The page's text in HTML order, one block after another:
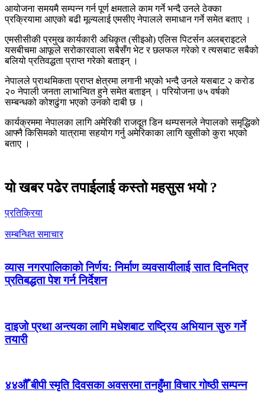
आयोजना समयमै सम्पन्न गर्न पूर्ण क्षमताले काम गर्ने भन्दै उनले ठेक्का
प्रक्रियामा आएको बढी मूल्यलाई एमसीए नेपालले समाधान गर्ने समेत बताए ।
एमसीसीकी प्रमुख कार्यकारी अधिकृत (सीइओ) एलिस पिटर्सन अलब्राइटले
यसबीचमा आफूले सरोकारवाला सबैसँग भेट र छलफल गरेको र त्यसबाट सबैको
बलियो प्रतिवद्धता प्राप्त गरेको बताइन् ।
नेपालले प्राथमिकता प्राप्त क्षेत्रमा लगानी भएको भन्दै उनले यसबाट २ करोड
२० नेपाली जनता लाभान्वित हुने समेत बताइन् । परियोजना ७५ वर्षको
सम्बन्धको कोशढुंगा भएको उनको दाबी छ ।
कार्यक्रममा नेपालका लागि अमेरिकी राजदूत डिन थम्पसनले नेपालको समृद्धिको
आफ्नै किसिमको यात्रामा सहयोग गर्नु अमेरिकाका लागि खुसीको कुरा भएको
बताए ।
यो खबर पढेर तपाईलाई कस्तो महसुस भयो ?
प्रतिक्रिया
सम्बन्धित समाचार
व्यास नगरपालिकाको निर्णय: निर्माण व्यवसायीलाई सात दिनभित्र
प्रतिबद्धता पेश गर्न निर्देशन
दाइजो प्रथा अन्त्यका लागि मधेशबाट राष्ट्रिय अभियान सुरु गर्ने
तयारी
४४औँ बीपी स्मृति दिवसका अवसरमा तनहुँमा विचार गोष्ठी सम्पन्न